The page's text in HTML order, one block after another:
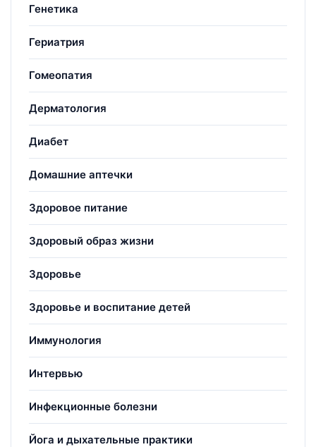
Генетика
Гериатрия
Гомеопатия
Дерматология
Диабет
Домашние аптечки
Здоровое питание
Здоровый образ жизни
Здоровье
Здоровье и воспитание детей
Иммунология
Интервью
Инфекционные болезни
Йога и дыхательные практики